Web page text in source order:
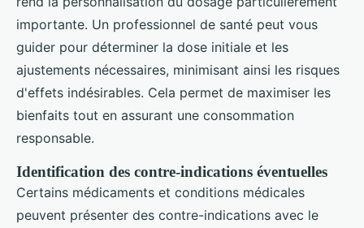
importante. Un professionnel de santé peut vous
guider pour déterminer la dose initiale et les
ajustements nécessaires, minimisant ainsi les risques
d'effets indésirables. Cela permet de maximiser les
bienfaits tout en assurant une consommation
responsable.
Identification des contre-indications éventuelles
Certains médicaments et conditions médicales
peuvent présenter des contre-indications avec le